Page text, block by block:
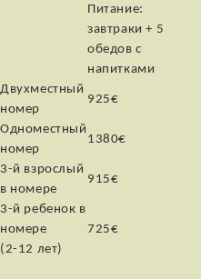
Питание:
завтраки + 5
обедов с
напитками
Двухместный
номер
925€
Одноместный
номер
1380€
3-й взрослый
в номере
915€
3-й ребенок в
номере
(2-12 лет)
725€